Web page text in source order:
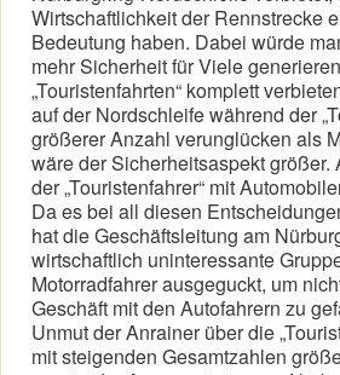
Wirtschaftlichkeit der Rennstrecke
Bedeutung haben. Dabei würde
mehr Sicherheit für Viele
„Touristenfahrten“ komplett
auf der Nordschleife während der
größerer Anzahl verunglücken als
wäre der Sicherheitsaspekt größer.
der „Touristenfahrer“ mit
Da es bei all diesen
hat die Geschäftsleitung am
wirtschaftlich uninteressante
Motorradfahrer ausgeguckt, um
Geschäft mit den Autofahrern zu
Unmut der Anrainer über die
mit steigenden Gesamtzahlen